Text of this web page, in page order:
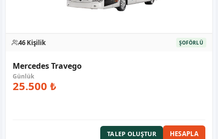
46 Kişilik ŞOFÖRLÜ
Mercedes Travego
25.500 ₺
TALEP OLUŞTUR HESAPLA